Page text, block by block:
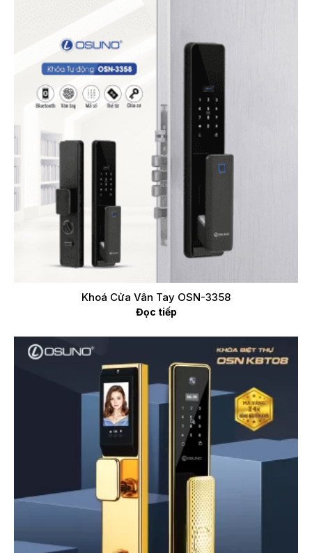
Khoá Cửa Vân Tay OSN-3358
Đọc tiếp